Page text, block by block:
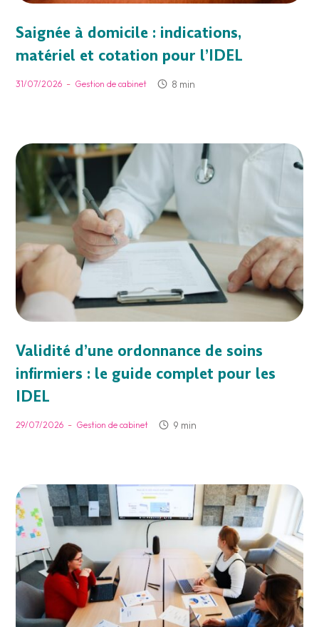
Saignée à domicile : indications,
matériel et cotation pour l’IDEL
31/07/2026 - Gestion de cabinet 8 min
Validité d’une ordonnance de soins
infirmiers : le guide complet pour les
IDEL
29/07/2026 - Gestion de cabinet 9 min